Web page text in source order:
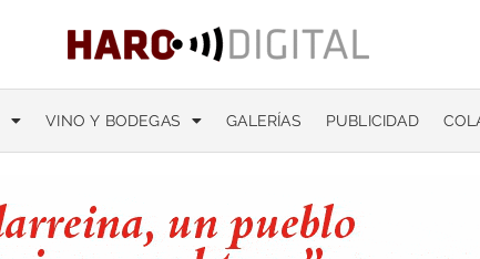
VINO Y BODEGAS GALERÍAS PUBLICIDAD